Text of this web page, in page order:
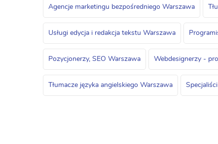
Agencje marketingu bezpośredniego Warszawa
Usługi edycja i redakcja tekstu Warszawa
Pozycjonerzy, SEO Warszawa Webdesignerzy -
Tłumacze języka angielskiego Warszawa